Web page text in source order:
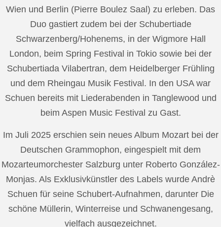
Wien und Berlin (Pierre Boulez Saal) zu erleben. Das
Duo gastiert zudem bei der Schubertiade
Schwarzenberg/Hohenems, in der Wigmore Hall
London, beim Spring Festival in Tokio sowie bei der
Schubertiada Vilabertran, dem Heidelberger Frühling
und dem Rheingau Musik Festival. In den USA war
Schuen bereits mit Liederabenden in Tanglewood und
beim Aspen Music Festival zu Gast.
Im Juli 2025 erschien sein neues Album Mozart bei der
Deutschen Grammophon, eingespielt mit dem
Mozarteumorchester Salzburg unter Roberto González-
Monjas. Als Exklusivkünstler des Labels wurde Andrè
Schuen für seine Schubert-Aufnahmen, darunter Die
schöne Müllerin, Winterreise und Schwanengesang,
vielfach ausgezeichnet.